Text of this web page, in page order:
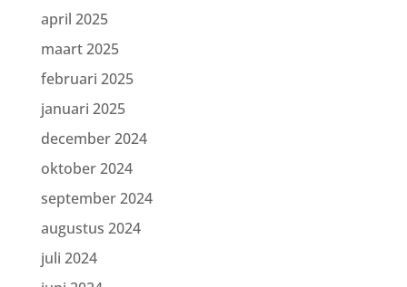
april 2025
maart 2025
februari 2025
januari 2025
december 2024
oktober 2024
september 2024
augustus 2024
juli 2024